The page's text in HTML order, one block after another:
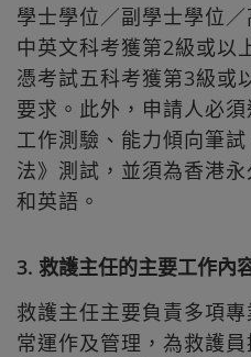
學士學位／副學士學位
中英文科考獲第2級或以
憑考試五科考獲第3級或
要求。此外，申請人必
工作測驗、能力傾向筆
法》測試，並須為香港
和英語。
3. 救護主任的主要工作內
救護主任主要負責多項
常運作及管理，為救護